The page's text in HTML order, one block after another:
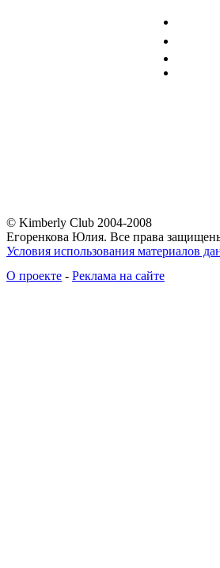
© Kimberly Club 2004-2008
Егоренкова Юлия. Все права
Условия использования материалов
О проекте - Реклама на сайте